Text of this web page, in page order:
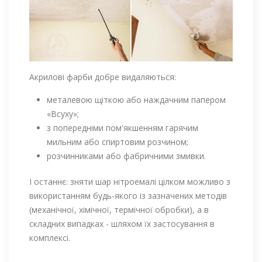
Акрилові фарби добре видаляються:
металевою щіткою або наждачним папером
«Всуху»;
з попередніми пом'якшенням гарячим
мильним або спиртовим розчином;
розчинниками або фабричними змивки.
І останнє: зняти шар нітроемалі цілком можливо з
використанням будь-якого із зазначених методів
(механічної, хімічної, термічної обробки), а в
складних випадках - шляхом їх застосування в
комплексі.